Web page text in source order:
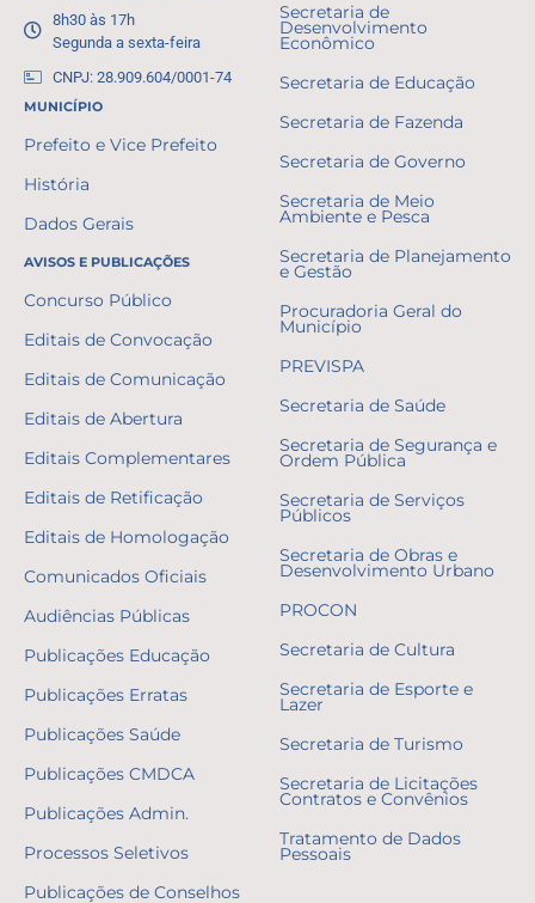
8h30 às 17h
Segunda a sexta-feira
CNPJ: 28.909.604/0001-74
MUNICÍPIO
Prefeito e Vice Prefeito
História
Dados Gerais
AVISOS E PUBLICAÇÕES
Concurso Público
Editais de Convocação
Editais de Comunicação
Editais de Abertura
Editais Complementares
Editais de Retificação
Editais de Homologação
Comunicados Oficiais
Audiências Públicas
Publicações Educação
Publicações Erratas
Publicações Saúde
Publicações CMDCA
Publicações Admin.
Processos Seletivos
Publicações de Conselhos
Secretaria de
Desenvolvimento
Econômico
Secretaria de Educação
Secretaria de Fazenda
Secretaria de Governo
Secretaria de Meio
Ambiente e Pesca
Secretaria de Planejamento
e Gestão
Procuradoria Geral do
Município
PREVISPA
Secretaria de Saúde
Secretaria de Segurança e
Ordem Pública
Secretaria de Serviços
Públicos
Secretaria de Obras e
Desenvolvimento Urbano
PROCON
Secretaria de Cultura
Secretaria de Esporte e
Lazer
Secretaria de Turismo
Secretaria de Licitações
Contratos e Convênios
Tratamento de Dados
Pessoais